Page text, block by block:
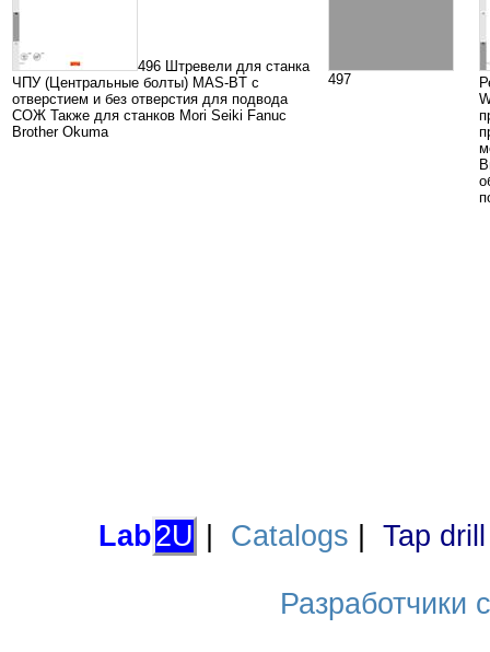
496 Штревели для станка
ЧПУ (Центральные болты) MAS-BT с
отверстием и без отверстия для подвода
СОЖ Также для станков Mori Seiki Fanuc
Brother Okuma
497
Lab2U Catalogs Tap
Разработчики